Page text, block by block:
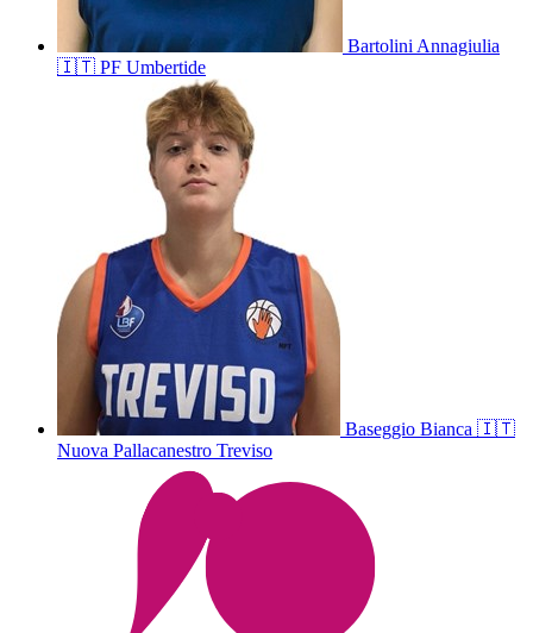
Bartolini Annagiulia
🇮🇹 PF Umbertide
Baseggio Bianca 🇮🇹
Nuova Pallacanestro Treviso